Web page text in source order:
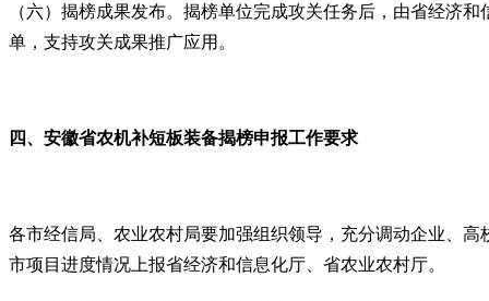
（六）揭榜成果发布。揭榜单位完成攻关任务后，由省经济
单，支持攻关成果推广应用。
四、安徽省农机补短板装备揭榜申报工作要求
各市经信局、农业农村局要加强组织领导，充分调动企业、
市项目进度情况上报省经济和信息化厅、省农业农村厅。